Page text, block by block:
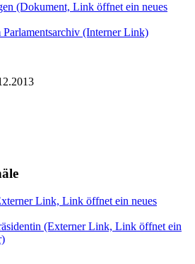
(Dokument, Link öffnet ein neues
(Interner Link)
Link, Link öffnet ein neues
(Externer Link, Link öffnet ein